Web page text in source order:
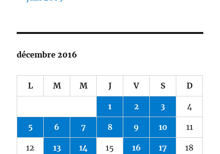
décembre 2016
L M M J V S D
1 2 3 4
5 6 7 8 9 10 11
12 13 14 15 16 17 18